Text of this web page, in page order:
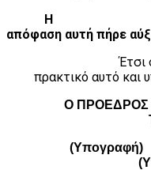
Η
απόφαση αυτή πήρε
Έτσι
πρακτικό αυτό και
Ο ΠΡΟΕΔΡΟΣ
(Υπογραφή)